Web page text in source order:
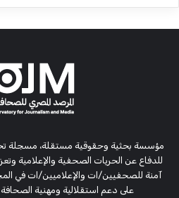
للدفاع عن الحريات الصحفية والإعلامية
آمنة للصحفيين/ات والإعلاميين/ات في
على دعم استقلالية ومهنية